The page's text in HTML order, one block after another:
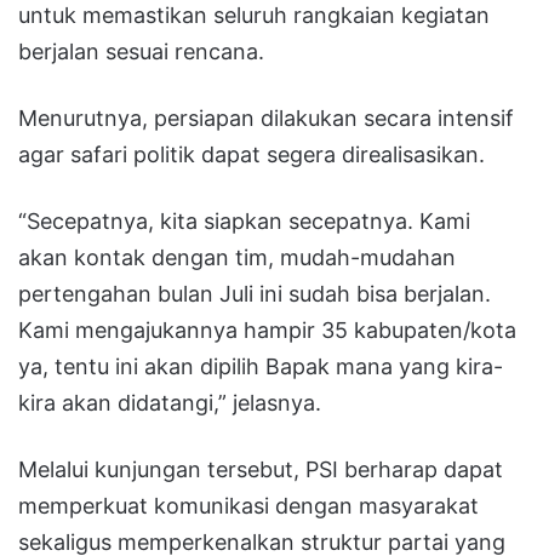
untuk memastikan seluruh rangkaian kegiatan
berjalan sesuai rencana.
Menurutnya, persiapan dilakukan secara intensif
agar safari politik dapat segera direalisasikan.
“Secepatnya, kita siapkan secepatnya. Kami
akan kontak dengan tim, mudah-mudahan
pertengahan bulan Juli ini sudah bisa berjalan.
Kami mengajukannya hampir 35 kabupaten/kota
ya, tentu ini akan dipilih Bapak mana yang kira-
kira akan didatangi,” jelasnya.
Melalui kunjungan tersebut, PSI berharap dapat
memperkuat komunikasi dengan masyarakat
sekaligus memperkenalkan struktur partai yang